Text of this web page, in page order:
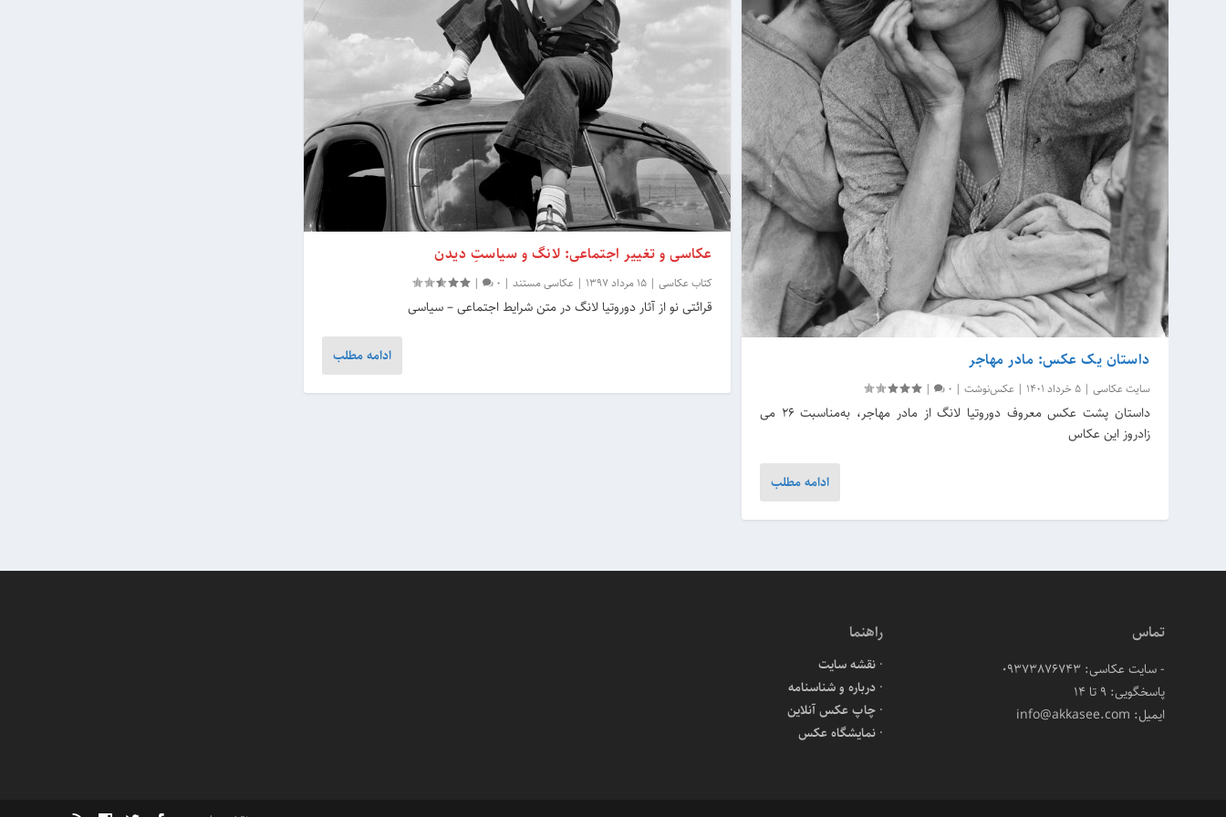
داستان یک عکس: مادر مهاجر
سایت عکاسی |5 خرداد 1401 |عکس‌نوشت |
0
|
داستان پشت عکس معروف دوروتیا لانگ از مادر مهاجر، به‌مناسبت 26 می
زادروز این عکاس
ادامه مطلب
عکاسی و تغییر اجتماعی: لانگ و سیاستِ دیدن
کتاب عکاسی |15 مرداد 1397 |عکاسی مستند |
0
|
قرائتی نو از آثار دوروتیا لانگ در متن شرایط اجتماعی – سیاسی
ادامه مطلب
تماس
- سایت عکاسی: 09373876743
پاسخگویی: ۹ تا ۱۴
ایمیل: info@akkasee.com
راهنما
نقشه سایت
درباره و شناسنامه
چاپ عکس آنلاین
نمایشگاه عکس